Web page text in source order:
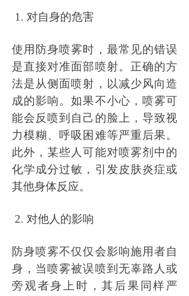
1. 对自身的危害
使用防身喷雾时，最常见的错误
是直接对准面部喷射。正确的方
法是从侧面喷射，以减少风向造
成的影响。如果不小心，喷雾可
能会反喷到自己的脸上，导致视
力模糊、呼吸困难等严重后果。
此外，某些人可能对喷雾剂中的
化学成分过敏，引发皮肤炎症或
其他身体反应。
2. 对他人的影响
防身喷雾不仅仅会影响施用者自
身，当喷雾被误喷到无辜路人或
旁观者身上时，其后果同样严